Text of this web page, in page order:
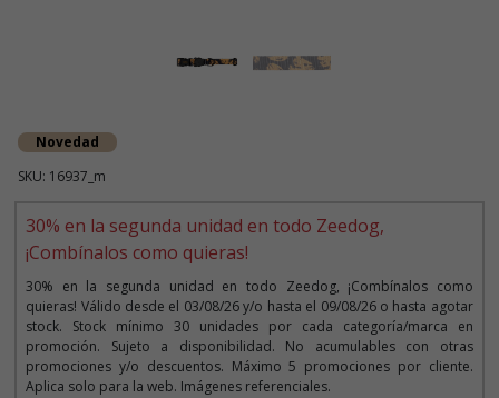
Novedad
SKU: 16937_m
30% en la segunda unidad en todo Zeedog,
¡Combínalos como quieras!
30% en la segunda unidad en todo Zeedog, ¡Combínalos como
quieras! Válido desde el 03/08/26 y/o hasta el 09/08/26 o hasta agotar
stock. Stock mínimo 30 unidades por cada categoría/marca en
promoción. Sujeto a disponibilidad. No acumulables con otras
promociones y/o descuentos. Máximo 5 promociones por cliente.
Aplica solo para la web. Imágenes referenciales.